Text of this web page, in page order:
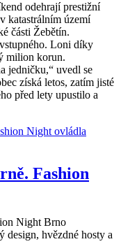
odehrají prestižní
katastrálním území
části Žebětín.
Loni díky
milion korun.
jedničku,“ uvedl se
získá letos, zatím jisté
před lety upustilo a
Fashion
Night Brno
design, hvězdné hosty a